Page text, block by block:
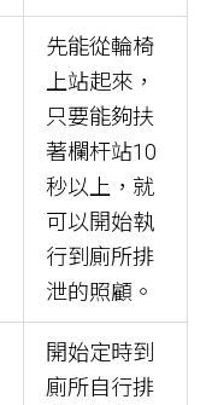
先能從輪椅
上站起來，
只要能夠扶
著欄杆站10
秒以上，就
可以開始執
行到廁所排
泄的照顧。
開始定時到
廁所自行排